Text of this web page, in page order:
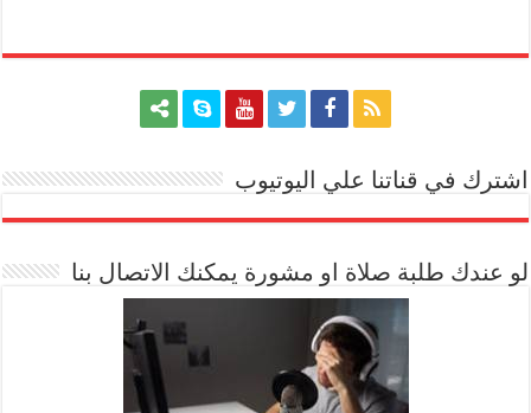
اشترك في قناتنا علي اليوتيوب
لو عندك طلبة صلاة او مشورة يمكنك الاتصال بنا